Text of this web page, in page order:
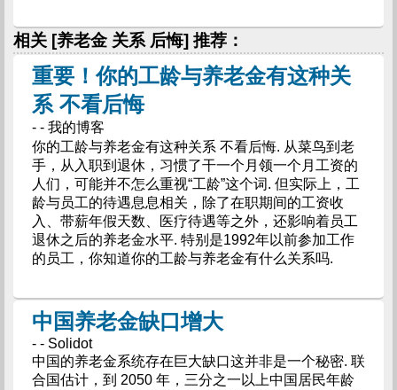
相关 [养老金 关系 后悔] 推荐：
重要！你的工龄与养老金有这种关
系 不看后悔
- - 我的博客
你的工龄与养老金有这种关系 不看后悔. 从菜鸟到老
手，从入职到退休，习惯了干一个月领一个月工资的
人们，可能并不怎么重视“工龄”这个词. 但实际上，工
龄与员工的待遇息息相关，除了在职期间的工资收
入、带薪年假天数、医疗待遇等之外，还影响着员工
退休之后的养老金水平. 特别是1992年以前参加工作
的员工，你知道你的工龄与养老金有什么关系吗.
中国养老金缺口增大
- - Solidot
中国的养老金系统存在巨大缺口这并非是一个秘密. 联
合国估计，到 2050 年，三分之一以上中国居民年龄